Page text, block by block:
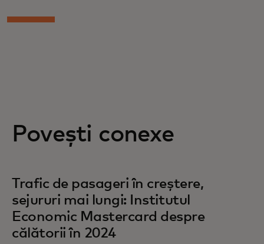
Povești conexe
Trafic de pasageri în creștere,
sejururi mai lungi: Institutul
Economic Mastercard despre
călătorii în 2024